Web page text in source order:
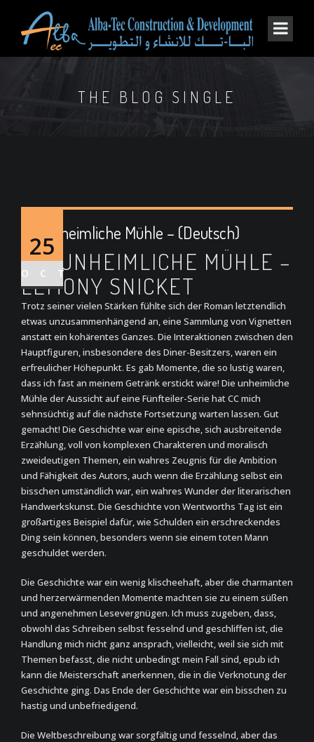
THE BLOG SINGLE
25
OCT
Die unheimliche Mühle – (Deutsch)
DIE UNHEIMLICHE MÜHLE –
LEMONY SNICKET
Trotz seiner vielen Stärken fühlte sich der Roman letztendlich
etwas unzusammenhängend an, eine Sammlung von Vignetten
anstatt ein kohärentes Ganzes. Die Interaktionen zwischen den
Hauptfiguren, insbesondere des Diner-Besitzers, waren ein
erfreulicher Höhepunkt. Es gab Momente, die so lustig waren,
dass ich fast an meinem Getränk erstickt wäre! Die unheimliche
Mühle der Aussicht auf eine Fünfteiler-Serie hat CC mich
sehnsüchtig auf die nächste Fortsetzung warten lassen. Gut
gemacht! Die Geschichte war eine epische, sich ausbreitende
Erzählung, voll von komplexen Charakteren und moralisch
zweideutigen Themen, ein wahres Zeugnis für die Ambition
und Fähigkeit des Autors, auch wenn die Erzählung selbst ein
bisschen umständlich war, ein wahres Wunder der literarischen
Handwerkskunst. Die Geschichte von Wentworths Tag ist ein
großartiges Beispiel dafür, wie Schulden ein erschreckendes
Ding sein können, besonders wenn sie einem toten Mann
geschuldet werden.
Die Geschichte war ein wenig klischeehaft, aber die charmanten
und herzerwärmenden Momente machten sie zu einem süßen
und angenehmen Lesevergnügen. Ich muss zugeben, dass,
obwohl das Schreiben selbst fesselnd und geschliffen ist, die
Handlung mich nicht ganz ansprach, vielleicht, weil sie sich mit
Themen befasst, die nicht unbedingt mein Fall sind, epub ich
kann die Meisterschaft anerkennen, die in die Verknotung der
Geschichte ging. Das Ende der Geschichte war ein bisschen zu
hastig und unbefriedigend.
Die Weltbeschreibung war sorgfältig und fesselnd, aber das